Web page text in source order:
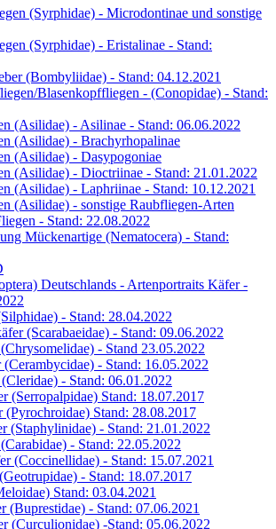
(Syrphidae) - Microdontinae und sonstige
(Syrphidae) - Eristalinae - Stand:
(Bombyliidae) - Stand: 04.12.2021
Blasenkopffliegen - (Conopidae) - Stand:
(Asilidae) - Asilinae - Stand: 06.06.2022
(Asilidae) - Brachyrhopalinae
(Asilidae) - Dasypogoniae
(Asilidae) - Dioctriinae - Stand: 21.01.2022
(Asilidae) - Laphriinae - Stand: 10.12.2021
(Asilidae) - sonstige Raubfliegen-Arten
- Stand: 22.08.2022
Mückenartige (Nematocera) - Stand:
Deutschlands - Artenportraits Käfer -
- Stand: 28.04.2022
(Scarabaeidae) - Stand: 09.06.2022
- Stand 23.05.2022
- Stand: 16.05.2022
- Stand: 06.01.2022
(Serropalpidae) Stand: 18.07.2017
(Pyrochroidae) Stand: 28.08.2017
(Staphylinidae) - Stand: 21.01.2022
- Stand: 22.05.2022
(Coccinellidae) - Stand: 15.07.2021
- Stand: 18.07.2017
Stand: 03.04.2021
(Buprestidae) - Stand: 07.06.2021
(Curculionidae) -Stand: 05.06.2022